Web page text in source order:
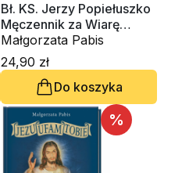
Bł. KS. Jerzy Popiełuszko
Męczennik za Wiarę
(komiks)
Małgorzata Pabis
24,90 zł
Do koszyka
%